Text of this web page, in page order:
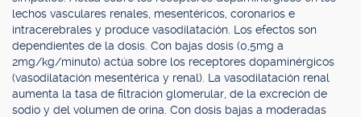
lechos vasculares renales, mesentéricos, coronarios e
intracerebrales y produce vasodilatación. Los efectos son
dependientes de la dosis. Con bajas dosis (0,5mg a
2mg/kg/minuto) actúa sobre los receptores dopaminérgicos
(vasodilatación mesentérica y renal). La vasodilatación renal
aumenta la tasa de filtración glomerular, de la excreción de
sodio y del volumen de orina. Con dosis bajas a moderadas